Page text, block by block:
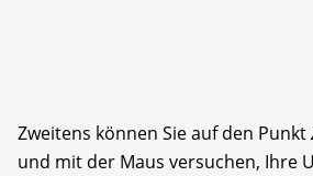
Zweitens können Sie auf den Punkt
und mit der Maus versuchen, Ihre